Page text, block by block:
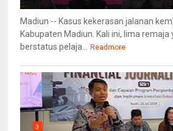
Madiun -- Kasus kekerasan jalanan
Kabupaten Madiun. Kali ini, lima remaja
berstatus pelaja...
Readmore
3